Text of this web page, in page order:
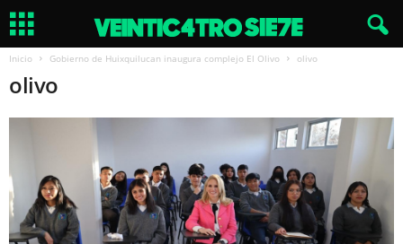
Inicio Gobierno de Huixquilucan inaugura complejo El Olivo olivo
olivo